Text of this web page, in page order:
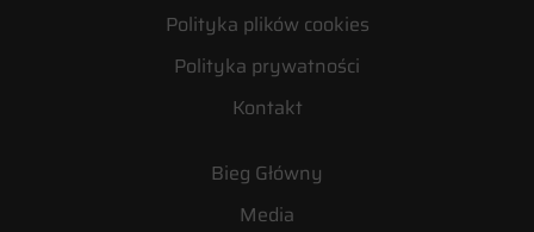
Polityka plików cookies
Polityka prywatności
Kontakt
Bieg Główny
Media